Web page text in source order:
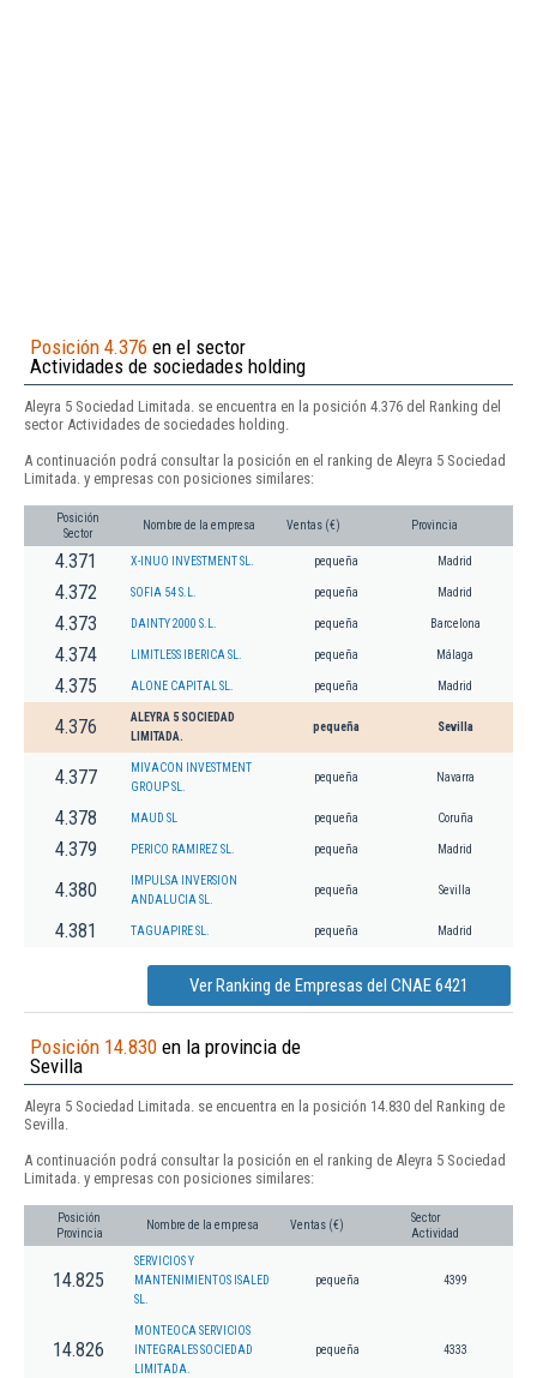
Posición 4.376 en el sector
Actividades de sociedades holding
Aleyra 5 Sociedad Limitada. se encuentra en la posición 4.376 del Ranking del
sector Actividades de sociedades holding.
A continuación podrá consultar la posición en el ranking de Aleyra 5 Sociedad
Limitada. y empresas con posiciones similares:
Posición
Sector
Nombre de la empresa Ventas (€) Provincia
4.371 X-INUO INVESTMENT SL. pequeña Madrid
4.372 SOFIA 54 S.L. pequeña Madrid
4.373 DAINTY 2000 S.L. pequeña Barcelona
4.374 LIMITLESS IBERICA SL. pequeña Málaga
4.375 ALONE CAPITAL SL. pequeña Madrid
4.376
ALEYRA 5 SOCIEDAD
LIMITADA.
pequeña Sevilla
4.377
MIVACON INVESTMENT
GROUP SL.
pequeña Navarra
4.378 MAUD SL pequeña Coruña
4.379 PERICO RAMIREZ SL. pequeña Madrid
4.380
IMPULSA INVERSION
ANDALUCIA SL.
pequeña Sevilla
4.381 TAGUAPIRE SL. pequeña Madrid
Ver Ranking de Empresas del CNAE 6421
Posición 14.830 en la provincia de
Sevilla
Aleyra 5 Sociedad Limitada. se encuentra en la posición 14.830 del Ranking de
Sevilla.
A continuación podrá consultar la posición en el ranking de Aleyra 5 Sociedad
Limitada. y empresas con posiciones similares:
Posición
Provincia
Nombre de la empresa Ventas (€)
Sector
Actividad
14.825
SERVICIOS Y
MANTENIMIENTOS ISALED
SL.
pequeña 4399
14.826
MONTEOCA SERVICIOS
INTEGRALES SOCIEDAD
LIMITADA.
pequeña 4333